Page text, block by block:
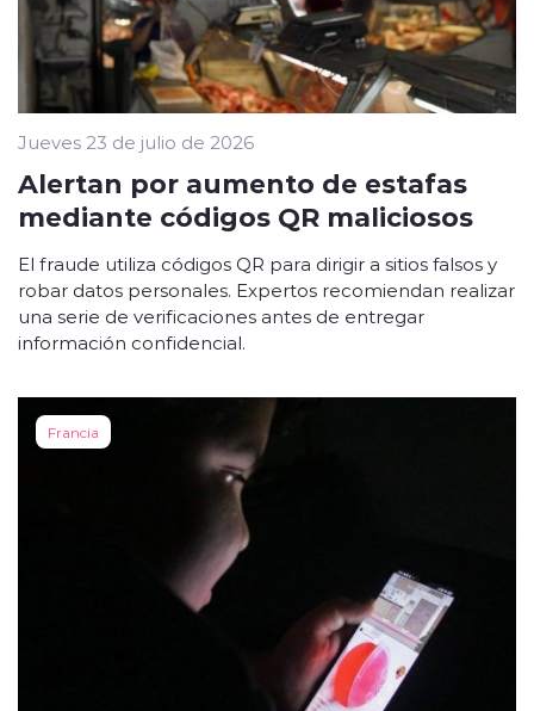
Jueves 23 de julio de 2026
Alertan por aumento de estafas
mediante códigos QR maliciosos
El fraude utiliza códigos QR para dirigir a sitios falsos y
robar datos personales. Expertos recomiendan realizar
una serie de verificaciones antes de entregar
información confidencial.
Francia